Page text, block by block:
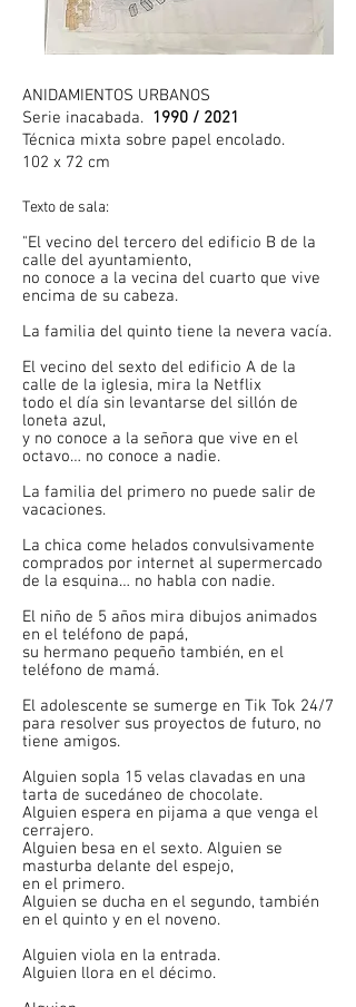
ANIDAMIENTOS URBANOS
Serie inacabada. 1990 / 2021
Técnica mixta sobre papel encolado.
102 x 72 cm
Texto de sala:
"El vecino del tercero del edificio B de la
calle del ayuntamiento,
no conoce a la vecina del cuarto que vive
encima de su cabeza.
La familia del quinto tiene la nevera vacía.
El vecino del sexto del edificio A de la
calle de la iglesia, mira la Netflix
todo el día sin levantarse del sillón de
loneta azul,
y no conoce a la señora que vive en el
octavo… no conoce a nadie.
La familia del primero no puede salir de
vacaciones.
La chica come helados convulsivamente
comprados por internet al supermercado
de la esquina… no habla con nadie.
El niño de 5 años mira dibujos animados
en el teléfono de papá,
su hermano pequeño también, en el
teléfono de mamá.
El adolescente se sumerge en Tik Tok 24/7
para resolver sus proyectos de futuro, no
tiene amigos.
Alguien sopla 15 velas clavadas en una
tarta de sucedáneo de chocolate.
Alguien espera en pijama a que venga el
cerrajero.
Alguien besa en el sexto. Alguien se
masturba delante del espejo,
en el primero.
Alguien se ducha en el segundo, también
en el quinto y en el noveno.
Alguien viola en la entrada.
Alguien llora en el décimo.